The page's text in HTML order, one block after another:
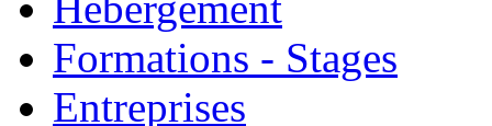
Formations - Stages
Entreprises